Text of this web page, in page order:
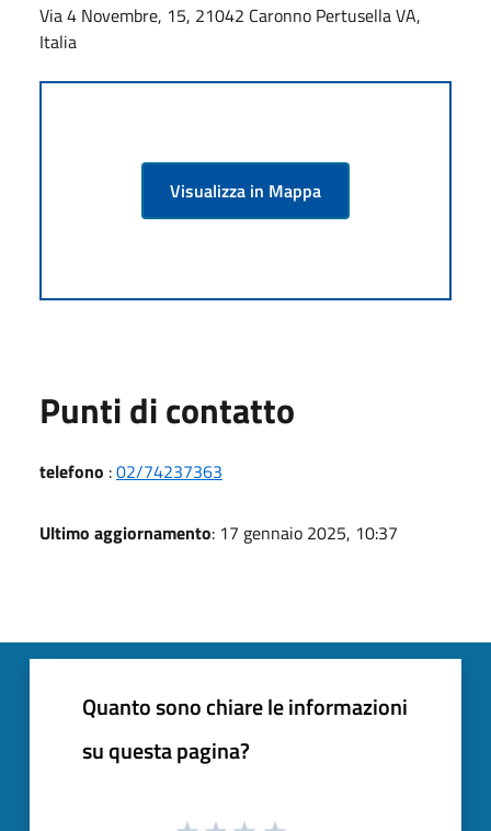
Via 4 Novembre, 15, 21042 Caronno Pertusella VA,
Italia
Visualizza in Mappa
Punti di contatto
telefono :02/74237363
Ultimo aggiornamento: 17 gennaio 2025, 10:37
Quanto sono chiare le informazioni
su questa pagina?